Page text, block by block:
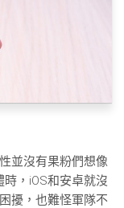
並沒有果粉們想像
，iOS和安卓就沒
擾，也難怪軍隊不